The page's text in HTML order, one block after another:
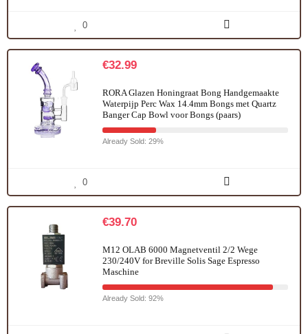
0
€32.99
RORA Glazen Honingraat Bong Handgemaakte
Waterpijp Perc Wax 14.4mm Bongs met Quartz
Banger Cap Bowl voor Bongs (paars)
Already Sold: 29%
0
€39.70
M12 OLAB 6000 Magnetventil 2/2 Wege
230/240V for Breville Solis Sage Espresso
Maschine
Already Sold: 92%